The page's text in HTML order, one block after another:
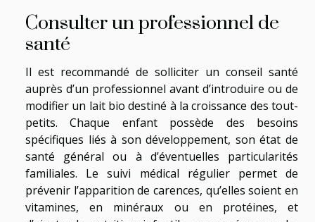
Consulter un professionnel de
santé
Il est recommandé de solliciter un conseil santé
auprès d’un professionnel avant d’introduire ou de
modifier un lait bio destiné à la croissance des tout-
petits. Chaque enfant possède des besoins
spécifiques liés à son développement, son état de
santé général ou à d’éventuelles particularités
familiales. Le suivi médical régulier permet de
prévenir l’apparition de carences, qu’elles soient en
vitamines, en minéraux ou en protéines, et